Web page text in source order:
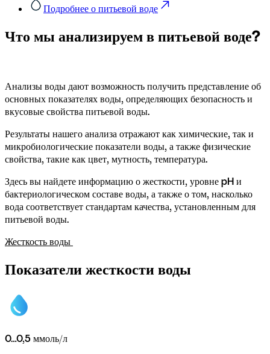
Подробнее о питьевой воде
Что мы анализируем в питьевой воде?
Анализы воды дают возможность получить представление об
основных показателях воды, определяющих безопасность и
вкусовые свойства питьевой воды.
Результаты нашего анализа отражают как химические, так и
микробиологические показатели воды, а также физические
свойства, такие как цвет, мутность, температура.
Здесь вы найдете информацию о жесткости, уровне pH и
бактериологическом составе воды, а также о том, насколько
вода соответствует стандартам качества, установленным для
питьевой воды.
Жесткость воды
Показатели жесткости воды
0…0,5ммоль/л